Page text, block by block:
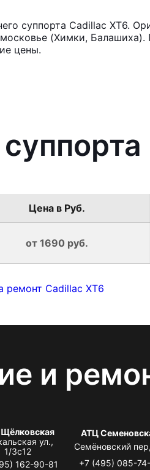
суппорта Cadillac XT6.
(Химки, Балашиха).
цены.
Цена в Руб.
от 1690 руб.
ремонт Cadillac XT6
и
ул.,
1/3с12
162-90-81
АТЦ
Семёновский
+7 (495) 085-